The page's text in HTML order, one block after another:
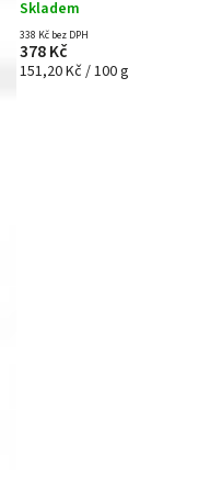
Skladem
338 Kč bez DPH
378 Kč
151,20 Kč / 100 g